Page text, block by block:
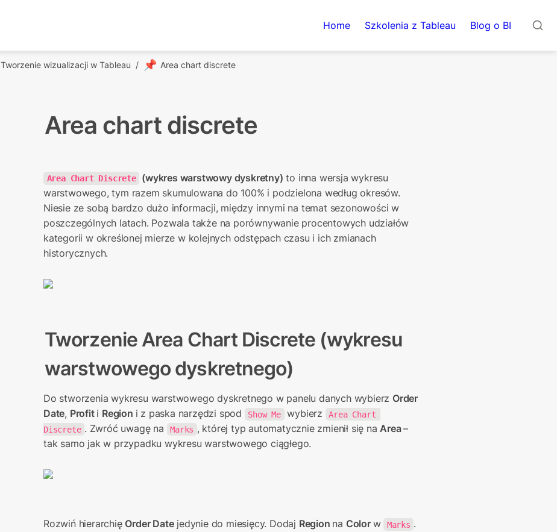
Home Szkolenia z Tableau Blog o BI
Tworzenie wizualizacji w Tableau / 📌 Area chart discrete
Area chart discrete
Area Chart Discrete (wykres warstwowy dyskretny) to inna wersja wykresu
warstwowego, tym razem skumulowana do 100% i podzielona według okresów.
Niesie ze sobą bardzo dużo informacji, między innymi na temat sezonowości w
poszczególnych latach. Pozwala także na porównywanie procentowych udziałów
kategorii w określonej mierze w kolejnych odstępach czasu i ich zmianach
historycznych.
Tworzenie Area Chart Discrete (wykresu
warstwowego dyskretnego)
Do stworzenia wykresu warstwowego dyskretnego w panelu danych wybierz Order
Date, Profit i Region i z paska narzędzi spod Show Me wybierz
Area Chart
Discrete . Zwróć uwagę na Marks , której typ automatycznie zmienił się na Area –
tak samo jak w przypadku wykresu warstwowego ciągłego.
Rozwiń hierarchię Order Date jedynie do miesięcy. Dodaj Region na Color w Marks .